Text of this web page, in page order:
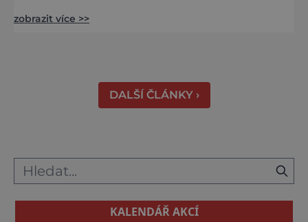
výhled do krajiny, se staly i svědky tragédie –
zrnko pravdy. Většina z nich vypráví o t
zobrazit více >>
DALŠÍ ČLÁNKY ›
KALENDÁŘ AKCÍ